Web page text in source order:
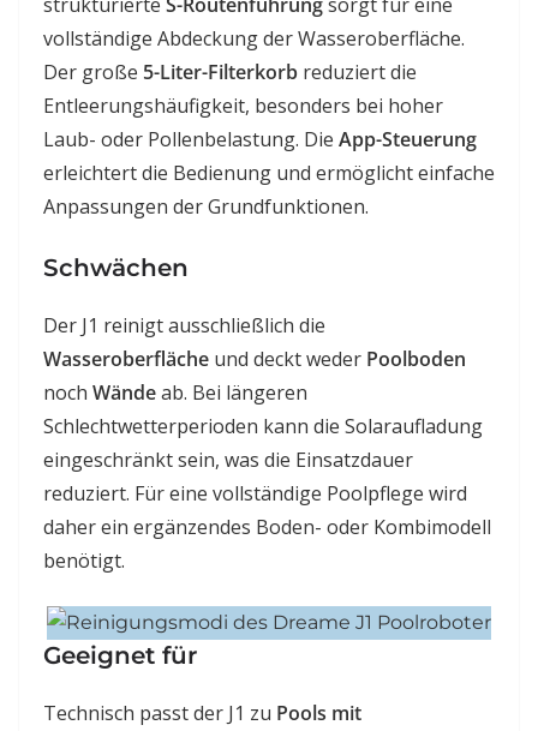
vollständige Abdeckung der Wasseroberfläche.
Der große 5-Liter-Filterkorb reduziert die
Entleerungshäufigkeit, besonders bei hoher
Laub- oder Pollenbelastung. Die App-Steuerung
erleichtert die Bedienung und ermöglicht einfache
Anpassungen der Grundfunktionen.
Schwächen
Der J1 reinigt ausschließlich die
Wasseroberfläche und deckt weder Poolboden
noch Wändeab. Bei längeren
Schlechtwetterperioden kann die Solaraufladung
eingeschränkt sein, was die Einsatzdauer
reduziert. Für eine vollständige Poolpflege wird
daher ein ergänzendes Boden- oder Kombimodell
benötigt.
Geeignet für
Technisch passt der J1 zu Pools mit